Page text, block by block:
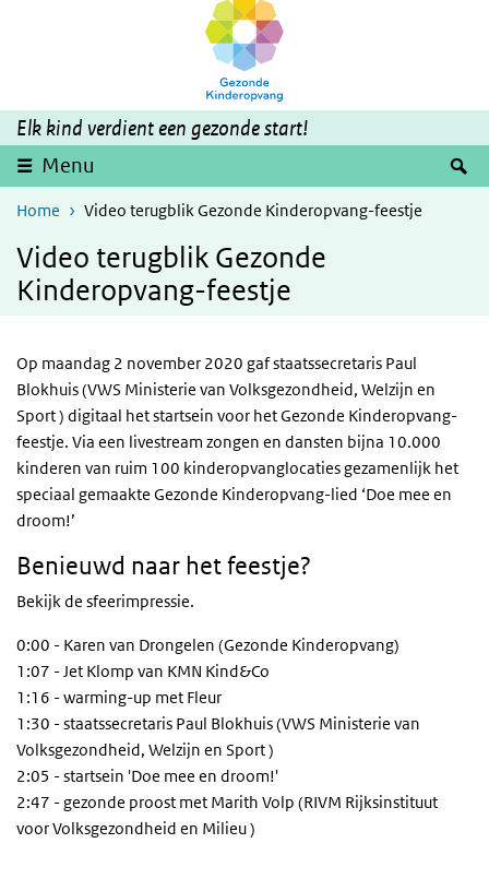
Overslaan en naar de inhoud gaan
Direct naar de hoofdnavigatie
Elk kind verdient een gezonde start!
Menu
Home Video terugblik Gezonde Kinderopvang-feestje
Video terugblik Gezonde
Kinderopvang-feestje
Op maandag 2 november 2020 gaf staatssecretaris Paul
Blokhuis (VWS Ministerie van Volksgezondheid, Welzijn en
Sport ) digitaal het startsein voor het Gezonde Kinderopvang-
feestje. Via een livestream zongen en dansten bijna 10.000
kinderen van ruim 100 kinderopvanglocaties gezamenlijk het
speciaal gemaakte Gezonde Kinderopvang-lied ‘Doe mee en
droom!’
Benieuwd naar het feestje?
Bekijk de sfeerimpressie.
0:00 - Karen van Drongelen (Gezonde Kinderopvang)
1:07 - Jet Klomp van KMN Kind&Co
1:16 - warming-up met Fleur
1:30 - staatssecretaris Paul Blokhuis (VWS Ministerie van
Volksgezondheid, Welzijn en Sport )
2:05 - startsein 'Doe mee en droom!'
2:47 - gezonde proost met Marith Volp (RIVM Rijksinstituut
voor Volksgezondheid en Milieu )